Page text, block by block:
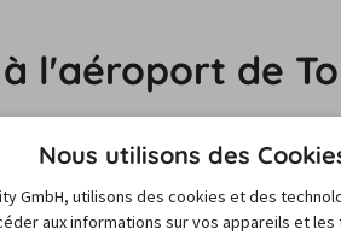
l'aéroport de
pour visiter la ville de Toulon,
amènera à
aéroport Toulon. De
Nous utilisons des
GmbH, utilisons des cookies et des
aux informations sur vos appareils et les